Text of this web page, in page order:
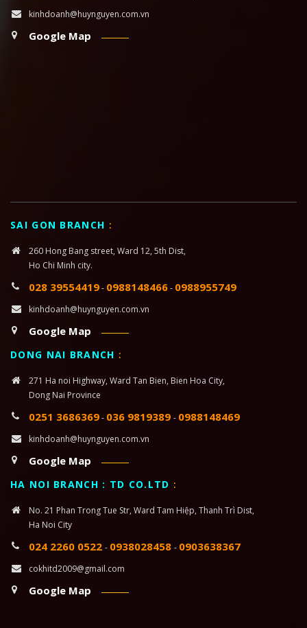
kinhdoanh@huynguyen.com.vn
Google Map
SAI GON BRANCH :
260 Hong Bang street, Ward 12, 5th Dist,
Ho Chi Minh city.
028 39554419- 0988148466- 0988955749
kinhdoanh@huynguyen.com.vn
Google Map
DONG NAI BRANCH :
271 Ha noi Highway, Ward Tan Bien, Bien Hoa City,
Dong Nai Province
0251 3686369- 036 9819389 - 0988148469
kinhdoanh@huynguyen.com.vn
Google Map
HA NOI BRANCH : TD CO.LTD :
No. 21 Phan Trong Tue Str, Ward Tam Hiệp, Thanh Trì Dist,
Ha Noi City
024 2260 0522 - 0938028458 - 0903638367
cokhitd2009@gmail.com
Google Map